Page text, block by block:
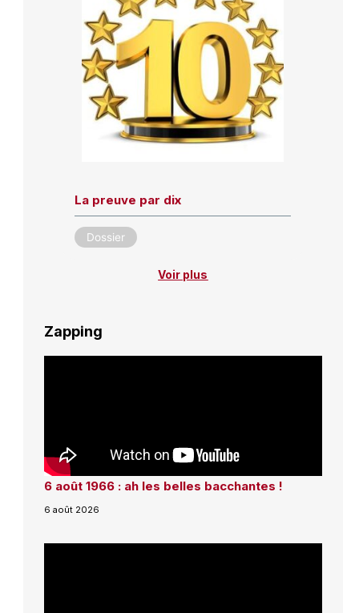
La preuve par dix
Dossier
Voir plus
Zapping
6 août 1966 : ah les belles bacchantes !
6 août 2026